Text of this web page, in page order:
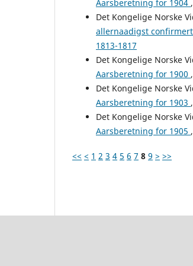
Aarsberetning for 1904 ,
Det Kongelige Norske
allernaadigst
1813-1817
Det Kongelige Norske
Aarsberetning for 1900 ,
Det Kongelige Norske
Aarsberetning for 1903 ,
Det Kongelige Norske
Aarsberetning for 1905 ,
<< < 1 2 3 4 5 6 7 8 9 > >>